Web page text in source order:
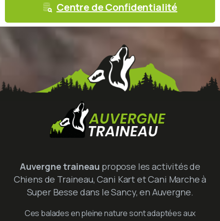
Centre de Confidentialité
Auvergne traineau propose les activités de
Chiens de Traineau, Cani Kart et Cani Marche à
Super Besse dans le Sancy, en Auvergne.
Ces balades en pleine nature sont adaptées aux